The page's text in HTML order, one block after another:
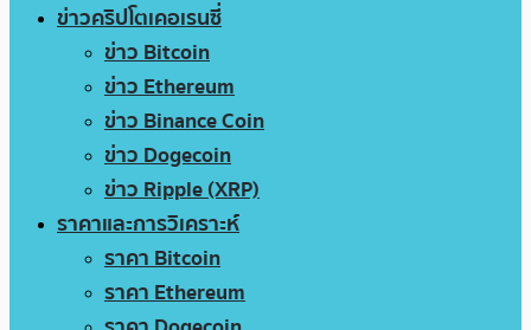
ข่าวคริปโตเคอเรนซี่
ข่าว Bitcoin
ข่าว Ethereum
ข่าว Binance Coin
ข่าว Dogecoin
ข่าว Ripple (XRP)
ราคาและการวิเคราะห์
ราคา Bitcoin
ราคา Ethereum